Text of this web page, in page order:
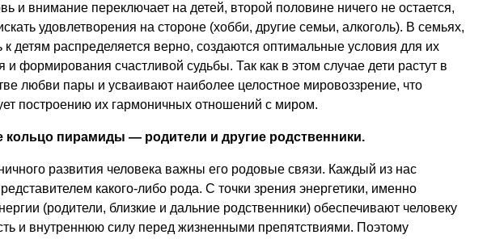
и внимание переключает на детей, второй половине ничего не остается,
удовлетворения на стороне (хобби, другие семьи, алкоголь). В семьях,
к детям распределяется верно, создаются оптимальные условия для их
и формирования счастливой судьбы. Так как в этом случае дети растут в
любви пары и усваивают наиболее целостное мировоззрение, что
построению их гармоничных отношений с миром.
кольцо пирамиды — родители и другие родственники.
развития человека важны его родовые связи. Каждый из нас
какого-либо рода. С точки зрения энергетики, именно
(родители, близкие и дальние родственники) обеспечивают человеку
и внутреннюю силу перед жизненными препятствиями. Поэтому